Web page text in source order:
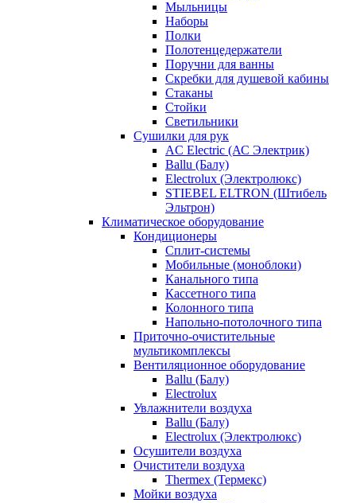
Мыльницы
Наборы
Полки
Полотенцедержатели
Поручни для ванны
Скребки для душевой кабины
Стаканы
Стойки
Светильники
Сушилки для рук
AC Electric (АС Электрик)
Ballu (Балу)
Electrolux (Электролюкс)
STIEBEL ELTRON (Штибель
Эльтрон)
Климатическое оборудование
Кондиционеры
Сплит-системы
Мобильные (моноблоки)
Канального типа
Кассетного типа
Колонного типа
Напольно-потолочного типа
Приточно-очистительные
мультикомплексы
Вентиляционное оборудование
Ballu (Балу)
Electrolux
Увлажнители воздуха
Ballu (Балу)
Electrolux (Электролюкс)
Осушители воздуха
Очистители воздуха
Thermex (Термекс)
Мойки воздуха